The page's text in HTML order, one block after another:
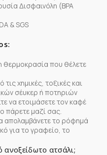
Δισφαινόλη (ΒPA
& SGS
θερμοκρασία που θέλετε
χημικές, τοξικές και
σέυκερ ή ποτηριών
να ετοιμάσετε τον καφέ
πάρετε μαζί σας.
απολαμβάνετε το ρόφημά
για το γραφείο, το
ανοξείδωτο ατσάλι;